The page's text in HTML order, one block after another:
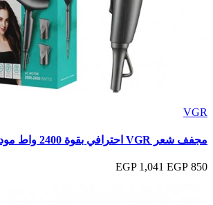
VGR
مجفف شعر VGR احترافي بقوة 2400 واط موديل V-455
850 EGP
1,041 EGP